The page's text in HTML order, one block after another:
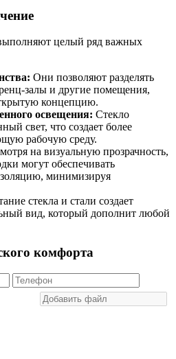
целый ряд важных
Они позволяют разделять
залы и другие помещения,
концепцию.
освещения: Стекло
свет, что создает более
рабочую среду.
на визуальную прозрачность,
могут обеспечивать
минимизируя
стекла и стали создает
вид, который дополнит любой
комфорта